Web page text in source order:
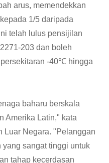
arus, memendekkan
1/5 daripada
telah lulus pensijilan
203 dan boleh
-40℃ hingga
baharu berskala
Amerika Latin," kata
Luar Negara. "Pelanggan
sangat tinggi untuk
tahap kecerdasan